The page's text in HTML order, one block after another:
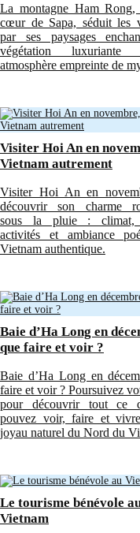
La montagne Ham Rong,
cœur de Sapa, séduit les
par ses paysages
végétation
atmosphère empreinte de
Visiter Hoi An en
Vietnam autrement
Visiter Hoi An en
découvrir son charme
sous la pluie : climat,
activités et ambiance
Vietnam authentique.
Baie d’Ha Long en
que faire et voir ?
Baie d’Ha Long en
faire et voir ? Poursuivez
pour découvrir tout ce
pouvez voir, faire et
joyau naturel du Nord du
Le tourisme bénévole
Vietnam